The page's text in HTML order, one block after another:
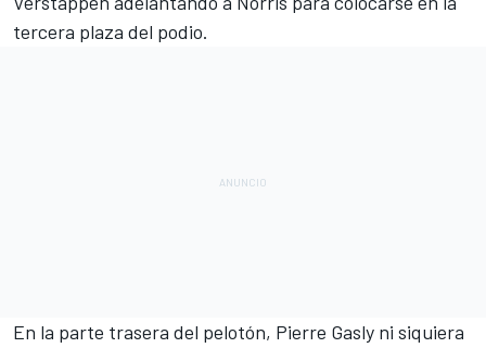
tercera plaza del podio.
En la parte trasera del pelotón, Pierre Gasly ni siquiera